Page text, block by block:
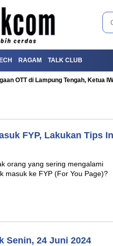
RAGAM TALK CLUB
OTT di Lampung Tengah, Ketua
FYP, Lakukan Tips
orang yang sering mengalami
masuk ke FYP (For You Page)?
Senin, 24 Juni 2024